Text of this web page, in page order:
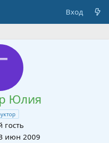
Вход
Юлия
гость
июн 2009